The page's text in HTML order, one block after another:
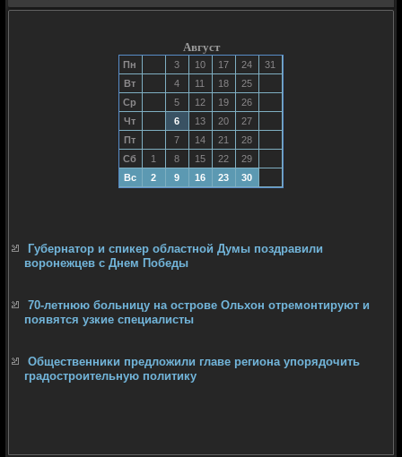
Август
Пн 3 10 17 24
31
Вт
4 11 18
25
Ср
5 12 19
26
Чт
6 13 20
27
Пт
7 14 21
28
Сб
1 8 15 22
29
Вс
2 9 16 23 30
Губернатор и спикер областной Думы поздравили
воронежцев с Днем Победы
70-летнюю больницу на острове Ольхон отремонтируют и
появятся узкие специалисты
Общественники предложили главе региона упорядочить
градостроительную политику